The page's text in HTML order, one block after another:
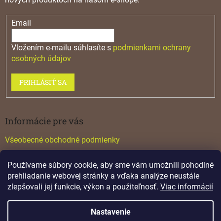
Používame súbory cookie, aby sme vám umožnili pohodlné
prehliadanie webovej stránky a vďaka analýze neustále
zlepšovali jej funkcie, výkon a použiteľnosť. Viac informácií
Nastavenie
Email
Vložením e-mailu súhlasíte s podmienkami ochrany
osobných údajov
PRIHLÁSIŤ SA
Informácie pre vás
Všeobecné obchodné podmienky
Katalógy
Vytvoril Shoptet